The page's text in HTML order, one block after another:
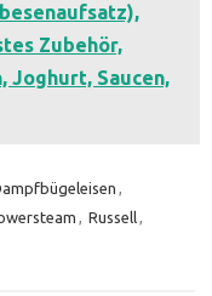
Zubehör,
Joghurt, Saucen,
,
, Russell,